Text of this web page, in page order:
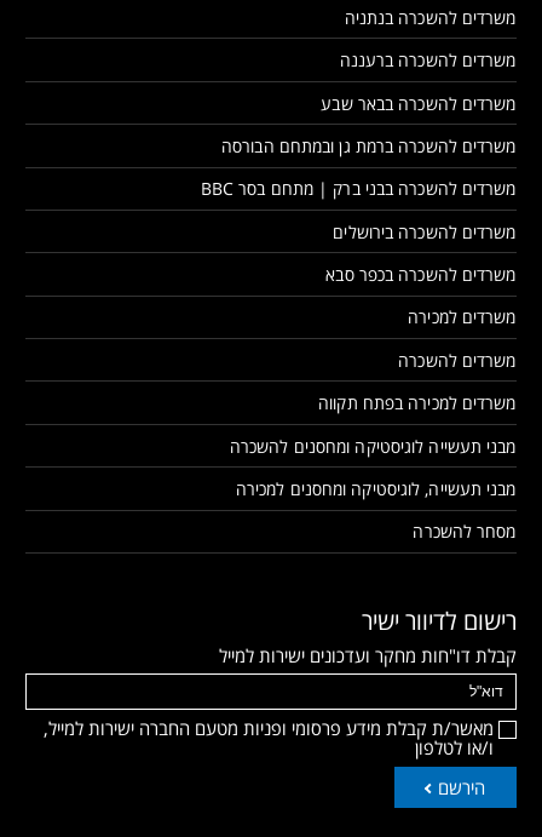
משרדים להשכרה בנתניה
משרדים להשכרה ברעננה
משרדים להשכרה בבאר שבע
משרדים להשכרה ברמת גן ובמתחם הבורסה
משרדים להשכרה בבני ברק | מתחם בסר BBC
משרדים להשכרה בירושלים
משרדים להשכרה בכפר סבא
משרדים למכירה
משרדים להשכרה
משרדים למכירה בפתח תקווה
מבני תעשייה לוגיסטיקה ומחסנים להשכרה
מבני תעשייה, לוגיסטיקה ומחסנים למכירה
מסחר להשכרה
רישום לדיוור ישיר
קבלת דו"חות מחקר ועדכונים ישירות למייל
מאשר/ת קבלת מידע פרסומי ופניות מטעם החברה ישירות למייל,
ו/או לטלפון
הירשם